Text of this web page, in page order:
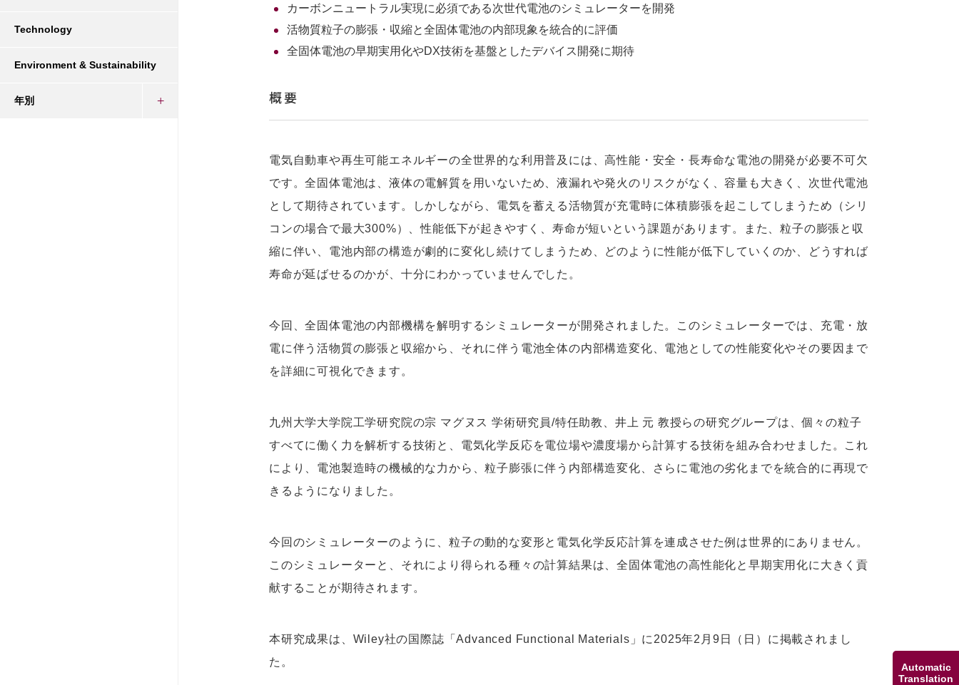
Automatic
Translation
カーボンニュートラル実現に必須である次世代電池のシミュレーターを開発
活物質粒子の膨張・収縮と全固体電池の内部現象を統合的に評価
全固体電池の早期実用化やDX技術を基盤としたデバイス開発に期待
概要
電気自動車や再生可能エネルギーの全世界的な利用普及には、高性能・安全・長寿命な電池の開発が必要不可欠
です。全固体電池は、液体の電解質を用いないため、液漏れや発火のリスクがなく、容量も大きく、次世代電池
として期待されています。しかしながら、電気を蓄える活物質が充電時に体積膨張を起こしてしまうため（シリ
コンの場合で最大300%）、性能低下が起きやすく、寿命が短いという課題があります。また、粒子の膨張と収
縮に伴い、電池内部の構造が劇的に変化し続けてしまうため、どのように性能が低下していくのか、どうすれば
寿命が延ばせるのかが、十分にわかっていませんでした。
今回、全固体電池の内部機構を解明するシミュレーターが開発されました。このシミュレーターでは、充電・放
電に伴う活物質の膨張と収縮から、それに伴う電池全体の内部構造変化、電池としての性能変化やその要因まで
を詳細に可視化できます。
九州大学大学院工学研究院の宗 マグヌス 学術研究員/特任助教、井上 元 教授らの研究グループは、個々の粒子
すべてに働く力を解析する技術と、電気化学反応を電位場や濃度場から計算する技術を組み合わせました。これ
により、電池製造時の機械的な力から、粒子膨張に伴う内部構造変化、さらに電池の劣化までを統合的に再現で
きるようになりました。
今回のシミュレーターのように、粒子の動的な変形と電気化学反応計算を連成させた例は世界的にありません。
このシミュレーターと、それにより得られる種々の計算結果は、全固体電池の高性能化と早期実用化に大きく貢
献することが期待されます。
本研究成果は、Wiley社の国際誌「Advanced Functional Materials」に2025年2月9日（日）に掲載されまし
た。
Technology
Environment & Sustainability
年別